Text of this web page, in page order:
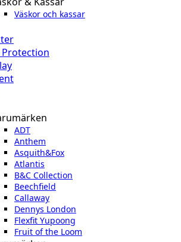
Väskor och kassar
ADT
Anthem
Asquith&Fox
Atlantis
B&C Collection
Beechfield
Callaway
Dennys London
Flexfit Yupoong
Fruit of the Loom